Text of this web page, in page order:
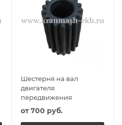
Шестерня на вал
двигателя
передвижения
от700 руб.